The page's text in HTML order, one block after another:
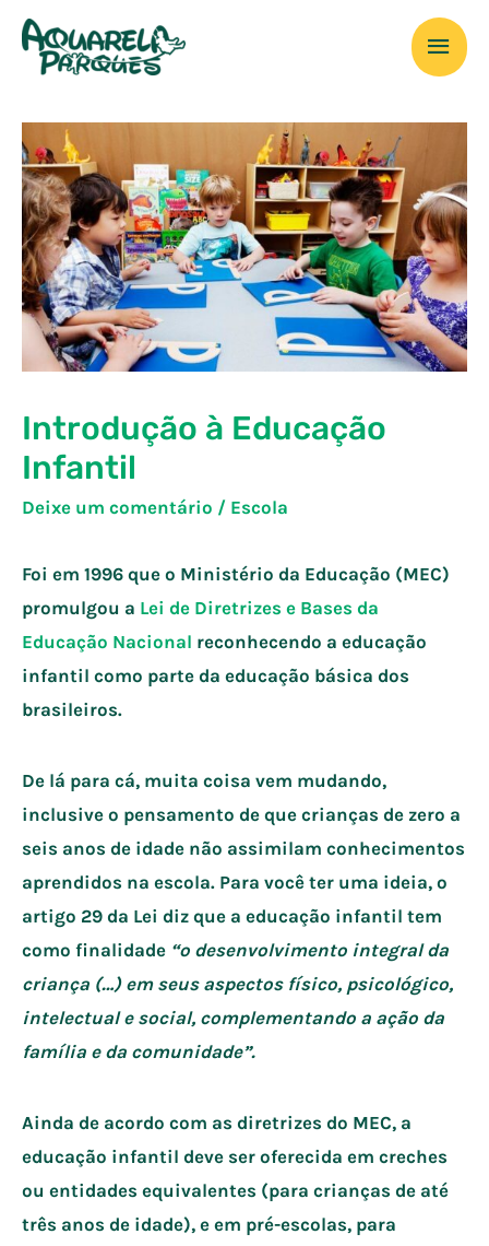
para
conteúdo
Introdução à Educação
Infantil
Deixe um comentário / Escola
Foi em 1996 que o Ministério da Educação (MEC)
promulgou a Lei de Diretrizes e Bases da
Educação Nacional reconhecendo a educação
infantil como parte da educação básica dos
brasileiros.
De lá para cá, muita coisa vem mudando,
inclusive o pensamento de que crianças de zero a
seis anos de idade não assimilam conhecimentos
aprendidos na escola. Para você ter uma ideia, o
artigo 29 da Lei diz que a educação infantil tem
como finalidade “o desenvolvimento integral da
criança (…) em seus aspectos físico, psicológico,
intelectual e social, complementando a ação da
família e da comunidade”.
Ainda de acordo com as diretrizes do MEC, a
educação infantil deve ser oferecida em creches
ou entidades equivalentes (para crianças de até
três anos de idade), e em pré-escolas, para